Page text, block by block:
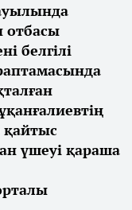
отбасы
белгілі
үшеуі қараша